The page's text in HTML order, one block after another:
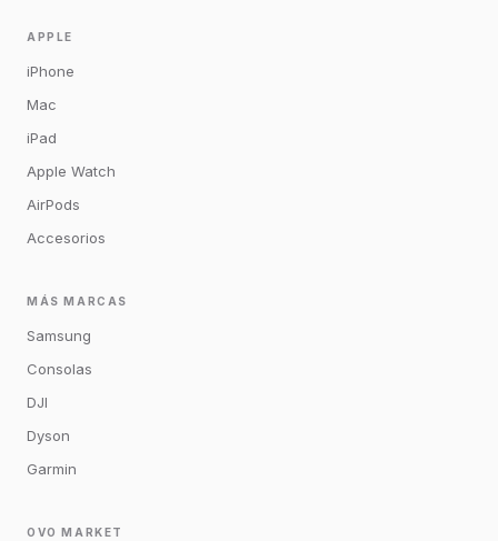
APPLE
iPhone
Mac
iPad
Apple Watch
AirPods
Accesorios
MÁS MARCAS
Samsung
Consolas
DJI
Dyson
Garmin
OVO MARKET